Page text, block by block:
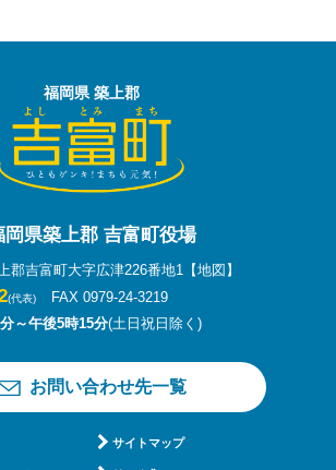
福岡県 築上郡
岡県築上郡 吉富町役場
郡吉富町大字広津226番地1 【地図】
(代表)
FAX 0979-24-3219
～午後5時15分(土日祝日除く)
お問い合わせ先一覧
サイトマップ